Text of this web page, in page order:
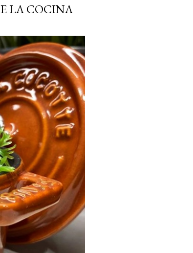
Con esta receta
de La Bañeza
de proteína y
a los frutos se...
LA COCINA